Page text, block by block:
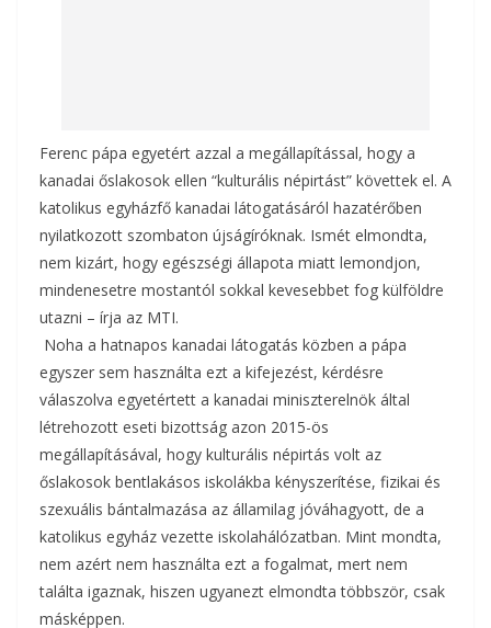
Ferenc pápa egyetért azzal a megállapítással, hogy a
kanadai őslakosok ellen “kulturális népirtást” követtek el. A
katolikus egyházfő kanadai látogatásáról hazatérőben
nyilatkozott szombaton újságíróknak. Ismét elmondta,
nem kizárt, hogy egészségi állapota miatt lemondjon,
mindenesetre mostantól sokkal kevesebbet fog külföldre
utazni – írja az MTI.
Noha a hatnapos kanadai látogatás közben a pápa
egyszer sem használta ezt a kifejezést, kérdésre
válaszolva egyetértett a kanadai miniszterelnök által
létrehozott eseti bizottság azon 2015-ös
megállapításával, hogy kulturális népirtás volt az
őslakosok bentlakásos iskolákba kényszerítése, fizikai és
szexuális bántalmazása az államilag jóváhagyott, de a
katolikus egyház vezette iskolahálózatban. Mint mondta,
nem azért nem használta ezt a fogalmat, mert nem
találta igaznak, hiszen ugyanezt elmondta többször, csak
másképpen.